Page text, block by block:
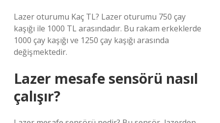
Lazer oturumu Kaç TL? Lazer oturumu 750 çay
kaşığı ile 1000 TL arasındadır. Bu rakam erkeklerde
1000 çay kaşığı ve 1250 çay kaşığı arasında
değişmektedir.
Lazer mesafe sensörü nasıl
çalışır?